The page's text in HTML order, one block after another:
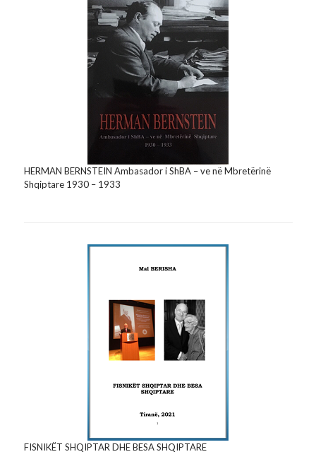
HERMAN BERNSTEIN Ambasador i ShBA – ve në Mbretërinë
Shqiptare 1930 – 1933
FISNIKËT SHQIPTAR DHE BESA SHQIPTARE